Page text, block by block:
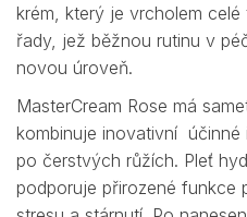
krém, který je vrcholem
řady, jež běžnou rutinu v
novou úroveň.
MasterCream Rose má
kombinuje inovativní účinné
po čerstvých růžích. Pleť
podporuje přirozené funkce